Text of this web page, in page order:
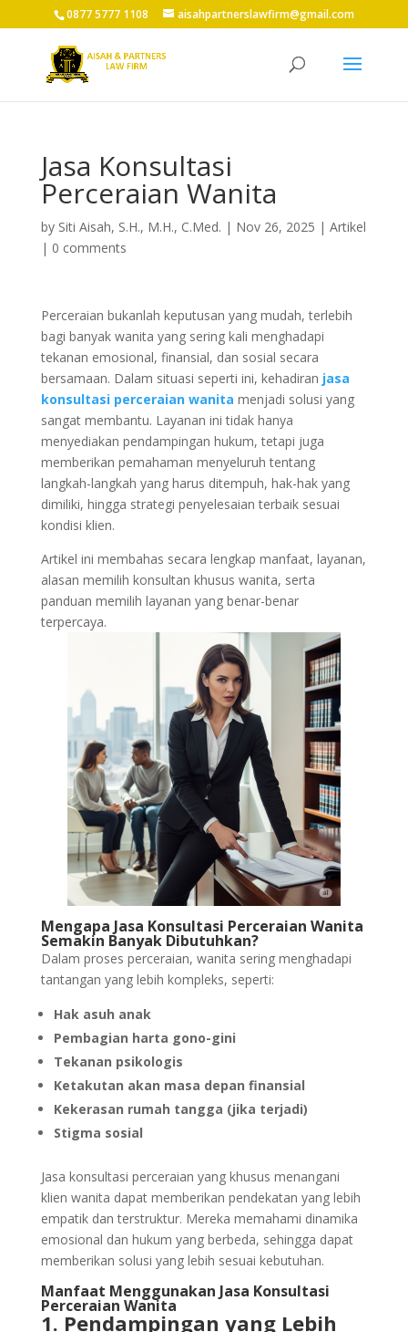
0877 5777 1108 aisahpartnerslawfirm@gmail.com
Jasa Konsultasi
Perceraian Wanita
by Siti Aisah, S.H., M.H., C.Med. | Nov 26, 2025 | Artikel
| 0 comments
Perceraian bukanlah keputusan yang mudah, terlebih
bagi banyak wanita yang sering kali menghadapi
tekanan emosional, finansial, dan sosial secara
bersamaan. Dalam situasi seperti ini, kehadiran jasa
konsultasi perceraian wanita menjadi solusi yang
sangat membantu. Layanan ini tidak hanya
menyediakan pendampingan hukum, tetapi juga
memberikan pemahaman menyeluruh tentang
langkah-langkah yang harus ditempuh, hak-hak yang
dimiliki, hingga strategi penyelesaian terbaik sesuai
kondisi klien.
Artikel ini membahas secara lengkap manfaat, layanan,
alasan memilih konsultan khusus wanita, serta
panduan memilih layanan yang benar-benar
terpercaya.
Mengapa Jasa Konsultasi Perceraian Wanita
Semakin Banyak Dibutuhkan?
Dalam proses perceraian, wanita sering menghadapi
tantangan yang lebih kompleks, seperti:
Hak asuh anak
Pembagian harta gono-gini
Tekanan psikologis
Ketakutan akan masa depan finansial
Kekerasan rumah tangga (jika terjadi)
Stigma sosial
Jasa konsultasi perceraian yang khusus menangani
klien wanita dapat memberikan pendekatan yang lebih
empatik dan terstruktur. Mereka memahami dinamika
emosional dan hukum yang berbeda, sehingga dapat
memberikan solusi yang lebih sesuai kebutuhan.
Manfaat Menggunakan Jasa Konsultasi
Perceraian Wanita
1. Pendampingan yang Lebih